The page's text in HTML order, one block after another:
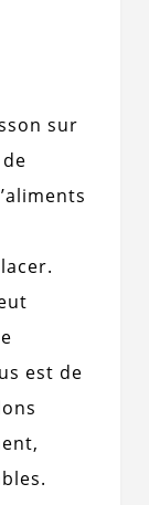
sur
est de